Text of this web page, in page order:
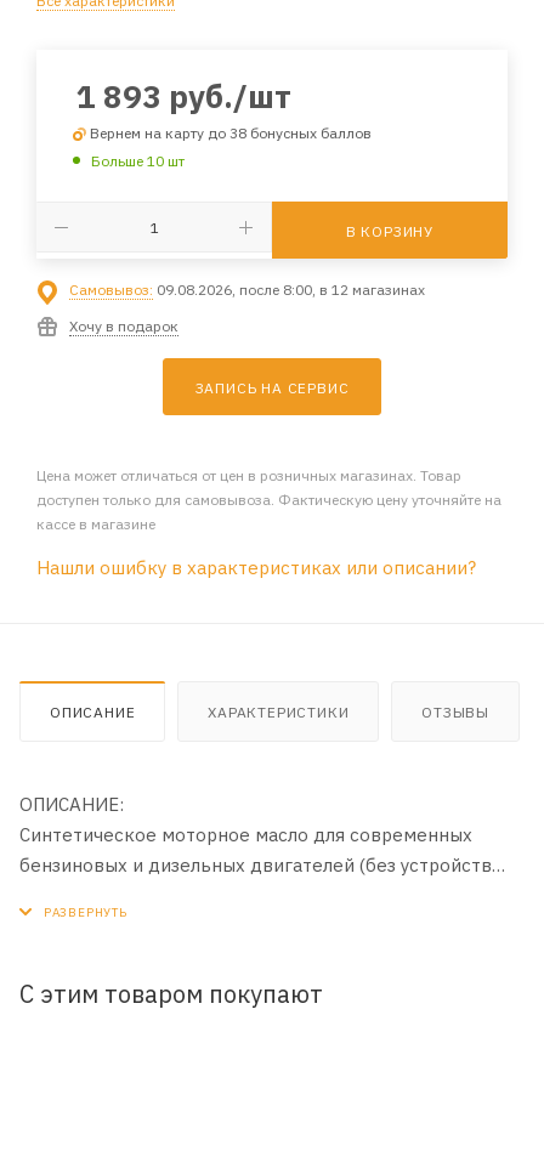
1 893 руб./шт
Вернем на карту до 38 бонусных баллов
Больше 10 шт
В КОРЗИНУ
Самовывоз: 09.08.2026, после 8:00, в 12 магазинах
Хочу в подарок
ЗАПИСЬ НА СЕРВИС
Цена может отличаться от цен в розничных магазинах. Товар
доступен только для самовывоза. Фактическую цену уточняйте на
кассе в магазине
Нашли ошибку в характеристиках или описании?
ОПИСАНИЕ ХАРАКТЕРИСТИКИ ОТЗЫВЫ
ОПИСАНИЕ:
Синтетическое моторное масло для современных
бензиновых и дизельных двигателей (без устройств
полиальфаолефиновой (ПАО) основе с применением
С этим товаром покупают